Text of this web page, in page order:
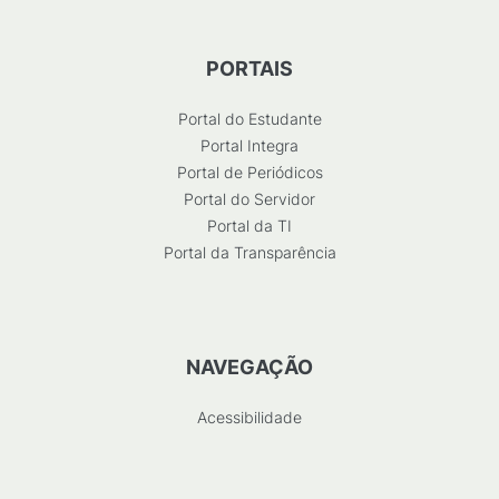
PORTAIS
Portal do Estudante
Portal Integra
Portal de Periódicos
Portal do Servidor
Portal da TI
Portal da Transparência
NAVEGAÇÃO
Acessibilidade